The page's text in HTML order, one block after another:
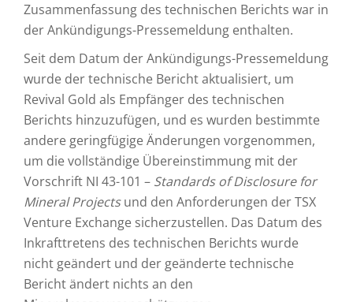
Zusammenfassung des technischen Berichts war in
der Ankündigungs-Pressemeldung enthalten.
Seit dem Datum der Ankündigungs-Pressemeldung
wurde der technische Bericht aktualisiert, um
Revival Gold als Empfänger des technischen
Berichts hinzuzufügen, und es wurden bestimmte
andere geringfügige Änderungen vorgenommen,
um die vollständige Übereinstimmung mit der
Vorschrift NI 43-101 – Standards of Disclosure for
Mineral Projectsund den Anforderungen der TSX
Venture Exchange sicherzustellen. Das Datum des
Inkrafttretens des technischen Berichts wurde
nicht geändert und der geänderte technische
Bericht ändert nichts an den